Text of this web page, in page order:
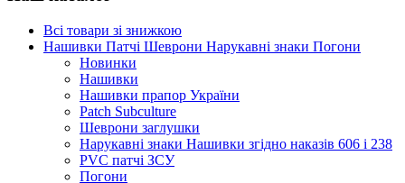
Всі товари зі знижкою
Нашивки Патчі Шеврони Нарукавні знаки Погони
Новинки
Нашивки
Нашивки прапор України
Рatch Subculture
Шеврони заглушки
Нарукавні знаки Нашивки згідно наказів 606 і 238
PVC патчі ЗСУ
Погони